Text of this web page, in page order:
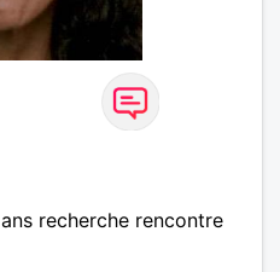
recherche rencontre